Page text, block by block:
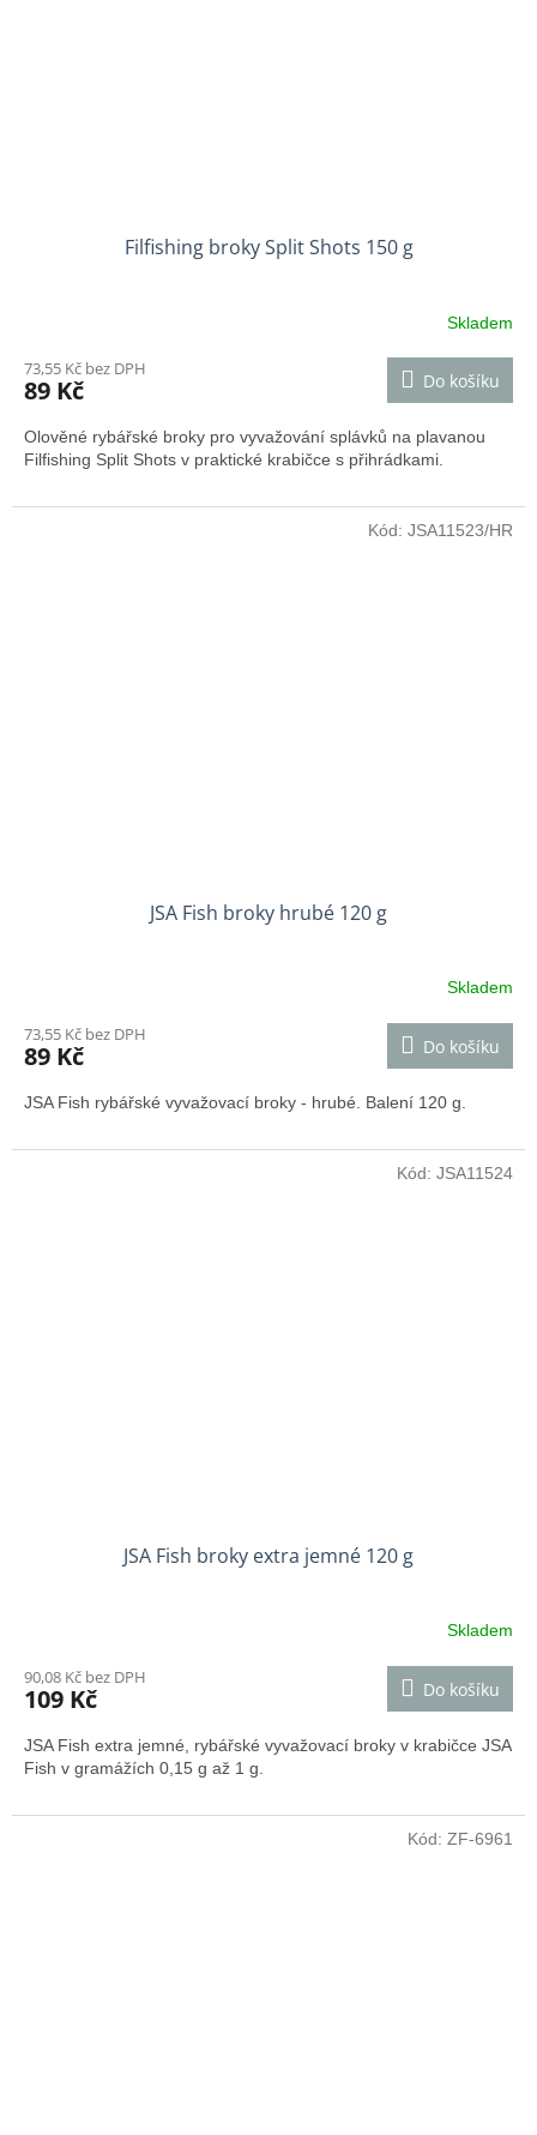
Filfishing broky Split Shots 150 g
Skladem
73,55 Kč bez DPH
89 Kč Do košíku
Olověné rybářské broky pro vyvažování splávků na plavanou
Filfishing Split Shots v praktické krabičce s přihrádkami.
JSA Fish broky hrubé 120 g
Skladem
73,55 Kč bez DPH
89 Kč Do košíku
JSA Fish rybářské vyvažovací broky - hrubé. Balení 120 g.
Kód: JSA11523/HR
JSA Fish broky extra jemné 120 g
Skladem
90,08 Kč bez DPH
109 Kč Do košíku
JSA Fish extra jemné, rybářské vyvažovací broky v krabičce JSA
Fish v gramážích 0,15 g až 1 g.
Kód: JSA11524
Kód: ZF-6961